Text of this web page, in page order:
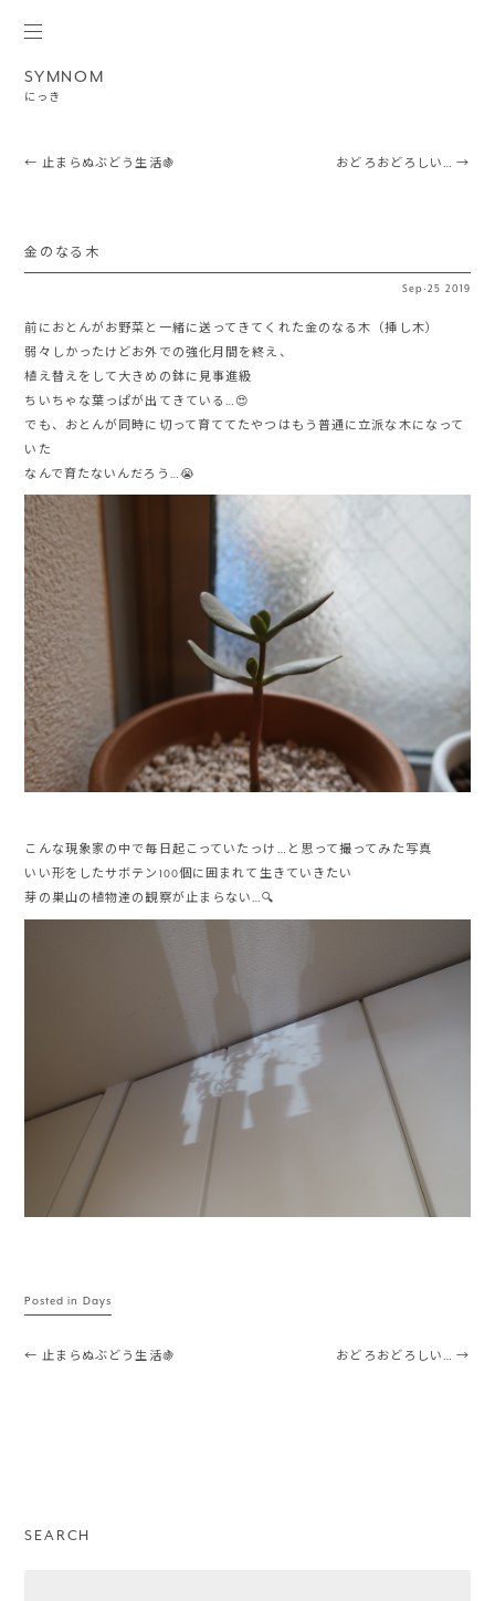
SYMNOM
にっき
Post navigation
← 止まらぬぶどう生活🍇 おどろおどろしい…→
金のなる木
Sep ·25 2019
前におとんがお野菜と一緒に送ってきてくれた金のなる木（挿し木）
弱々しかったけどお外での強化月間を終え、
植え替えをして大きめの鉢に見事進級
ちいちゃな葉っぱが出てきている…😍
でも、おとんが同時に切って育ててたやつはもう普通に立派な木になって
いた
なんで育たないんだろう…😭
こんな現象家の中で毎日起こっていたっけ…と思って撮ってみた写真
いい形をしたサボテン100個に囲まれて生きていきたい
芽の巣山の植物達の観察が止まらない…🔍
Posted in Days
Post navigation
← 止まらぬぶどう生活🍇 おどろおどろしい…→
SEARCH